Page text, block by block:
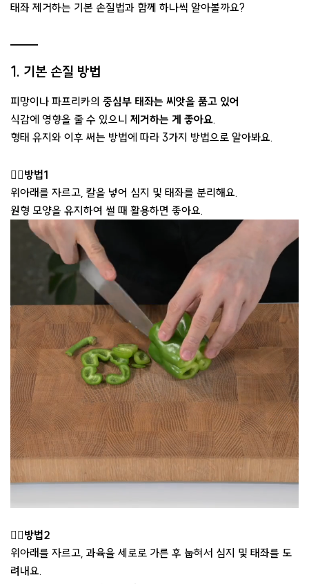
태좌 제거하는 기본 손질법과 함께 하나씩 알아볼까요?
1. 기본 손질 방법
피망이나 파프리카의 중심부 태좌는 씨앗을 품고 있어
식감에 영향을 줄 수 있으니 제거하는 게 좋아요.
형태 유지와 이후 써는 방법에 따라 3가지 방법으로 알아봐요.
👉🏻방법1
위아래를 자르고, 칼을 넣어 심지 및 태좌를 분리해요.
원형 모양을 유지하여 썰 때 활용하면 좋아요.
👉🏻방법2
위아래를 자르고, 과육을 세로로 가른 후 눕혀서 심지 및 태좌를 도
려내요.